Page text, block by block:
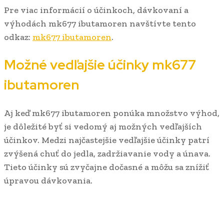
Pre viac informácií o účinkoch, dávkovaní a
výhodách mk677 ibutamoren navštívte tento
odkaz: mk677 ibutamoren.
Možné vedľajšie účinky mk677
ibutamoren
Aj keď mk677 ibutamoren ponúka množstvo výhod,
je dôležité byť si vedomý aj možných vedľajších
účinkov. Medzi najčastejšie vedľajšie účinky patrí
zvýšená chuť do jedla, zadržiavanie vody a únava.
Tieto účinky sú zvyčajne dočasné a môžu sa znížiť
úpravou dávkovania.